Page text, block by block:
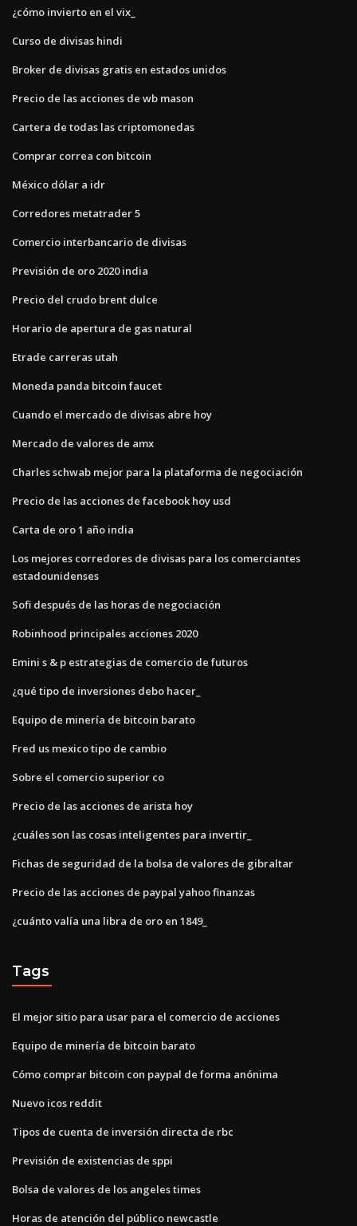
¿cómo invierto en el vix_
Curso de divisas hindi
Broker de divisas gratis en estados unidos
Precio de las acciones de wb mason
Cartera de todas las criptomonedas
Comprar correa con bitcoin
México dólar a idr
Corredores metatrader 5
Comercio interbancario de divisas
Previsión de oro 2020 india
Precio del crudo brent dulce
Horario de apertura de gas natural
Etrade carreras utah
Moneda panda bitcoin faucet
Cuando el mercado de divisas abre hoy
Mercado de valores de amx
Charles schwab mejor para la plataforma de negociación
Precio de las acciones de facebook hoy usd
Carta de oro 1 año india
Los mejores corredores de divisas para los comerciantes
estadounidenses
Sofi después de las horas de negociación
Robinhood principales acciones 2020
Emini s & p estrategias de comercio de futuros
¿qué tipo de inversiones debo hacer_
Equipo de minería de bitcoin barato
Fred us mexico tipo de cambio
Sobre el comercio superior co
Precio de las acciones de arista hoy
¿cuáles son las cosas inteligentes para invertir_
Fichas de seguridad de la bolsa de valores de gibraltar
Precio de las acciones de paypal yahoo finanzas
¿cuánto valía una libra de oro en 1849_
Tags
El mejor sitio para usar para el comercio de acciones
Equipo de minería de bitcoin barato
Cómo comprar bitcoin con paypal de forma anónima
Nuevo icos reddit
Tipos de cuenta de inversión directa de rbc
Previsión de existencias de sppi
Bolsa de valores de los angeles times
Horas de atención del público newcastle